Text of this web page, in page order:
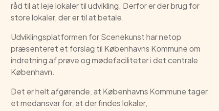
råd til at leje lokaler til udvikling. Derfor er der brug for
store lokaler, der er til at betale.
Udviklingsplatformen for Scenekunst har netop
præsenteret et forslag til Københavns Kommune om
indretning af prøve og mødefaciliteter i det centrale
København.
Det er helt afgørende, at Københavns Kommune tager
et medansvar for, at der findes lokaler,